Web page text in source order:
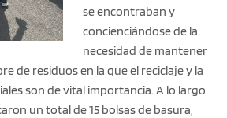
se encontraban y
concienciándose de la
necesidad de mantener
de residuos en la que el reciclaje y la
son de vital importancia. A lo largo
un total de 15 bolsas de basura,